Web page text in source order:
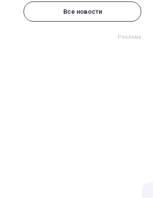
Все новости